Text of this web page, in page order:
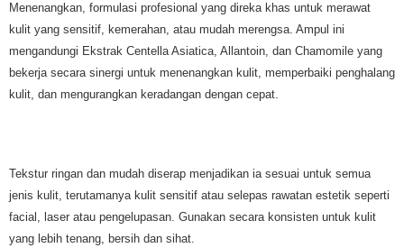
Menenangkan, formulasi profesional yang direka khas untuk merawat
kulit yang sensitif, kemerahan, atau mudah merengsa. Ampul ini
mengandungi Ekstrak Centella Asiatica, Allantoin, dan Chamomile yang
bekerja secara sinergi untuk menenangkan kulit, memperbaiki penghalang
kulit, dan mengurangkan keradangan dengan cepat.
Tekstur ringan dan mudah diserap menjadikan ia sesuai untuk semua
jenis kulit, terutamanya kulit sensitif atau selepas rawatan estetik seperti
facial, laser atau pengelupasan. Gunakan secara konsisten untuk kulit
yang lebih tenang, bersih dan sihat.